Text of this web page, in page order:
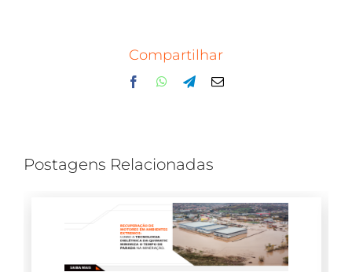
Compartilhar
FacebookWhatsApp
Telegram
E-
Postagens Relacionadas